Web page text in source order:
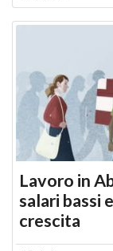
Lavoro in
salari bassi
crescita